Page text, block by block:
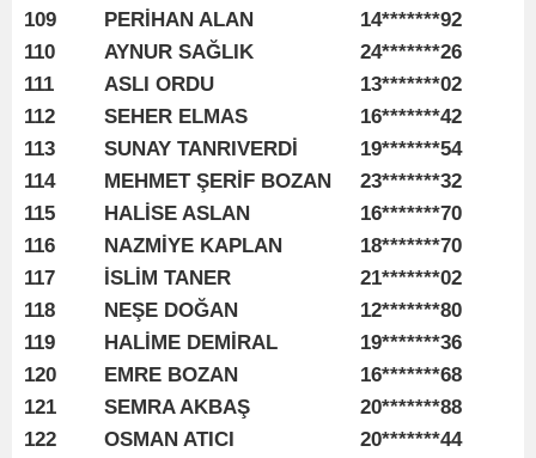
109
PERİHAN ALAN
14*******92
110
AYNUR SAĞLIK
24*******26
111
ASLI ORDU
13*******02
112
SEHER ELMAS
16*******42
113
SUNAY TANRIVERDİ
19*******54
114
MEHMET ŞERİF BOZAN
23*******32
115
HALİSE ASLAN
16*******70
116
NAZMİYE KAPLAN
18*******70
117
İSLİM TANER
21*******02
118
NEŞE DOĞAN
12*******80
119
HALİME DEMİRAL
19*******36
120
EMRE BOZAN
16*******68
121
SEMRA AKBAŞ
20*******88
122
OSMAN ATICI
20*******44